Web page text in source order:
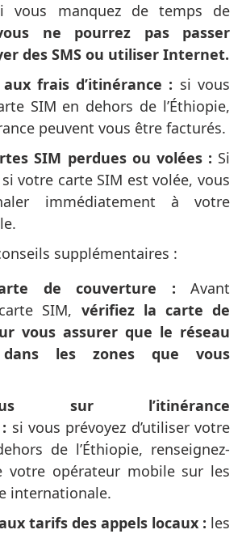
vous manquez de temps de
ne pourrez pas passer
des SMS ou utiliser Internet.
frais d’itinérance : si vous
SIM en dehors de l’Éthiopie,
peuvent vous être facturés.
SIM perdues ou volées : Si
votre carte SIM est volée, vous
immédiatement à votre
supplémentaires :
de couverture : Avant
SIM, vérifiez la carte de
vous assurer que le réseau
dans les zones que vous
vous sur l’itinérance
si vous prévoyez d’utiliser votre
de l’Éthiopie, renseignez-
votre opérateur mobile sur les
internationale.
tarifs des appels locaux : les